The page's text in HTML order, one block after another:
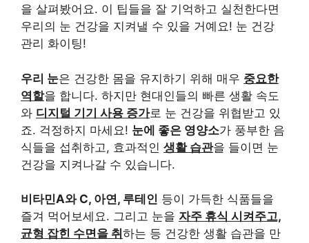
을 살펴봤어요. 이 팁들을 잘 기억하고 실천한다면
우리의 눈 건강을 지켜낼 수 있을 거예요! 눈 건강
관리 화이팅!
우리 눈은 건강한 몸을 유지하기 위해 매우 중요한
역할을 합니다. 하지만 현대인들의 빠른 생활 속도
와 디지털 기기 사용 증가로 눈 건강을 위협받고 있
죠. 걱정하지 마세요! 눈에 좋은 영양소가 풍부한 음
식들을 섭취하고, 효과적인 생활 습관을 들이면 눈
건강을 지켜나갈 수 있습니다.
비타민A와 C, 아연, 루테인 등이 가득한 식품들을
즐겨 먹어보세요. 그리고 눈을 자주 휴식 시켜주고,
균형 잡힌 수면을 취 하는 등 건강한 생활 습관을 만